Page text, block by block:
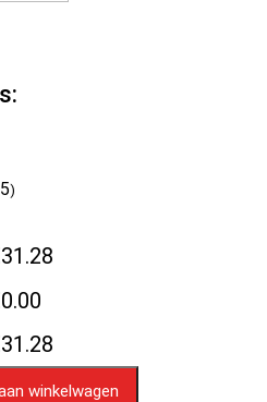
)
winkelwagen